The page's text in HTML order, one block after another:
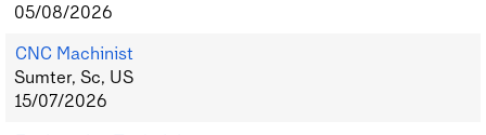
05/08/2026
CNC Machinist
Sumter, Sc, US
15/07/2026